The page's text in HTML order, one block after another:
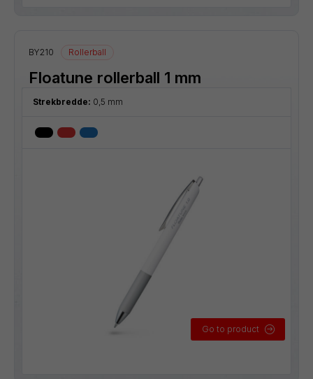
BY210 Rollerball
Floatune rollerball 1 mm
Strekbredde: 0,5 mm
Go to product